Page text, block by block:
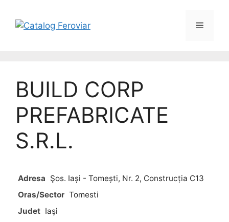
BUILD CORP
PREFABRICATE
S.R.L.
Adresa Şos. Iași - Tomești, Nr. 2, Construcția C13
Oras/Sector Tomesti
Judet Iaşi